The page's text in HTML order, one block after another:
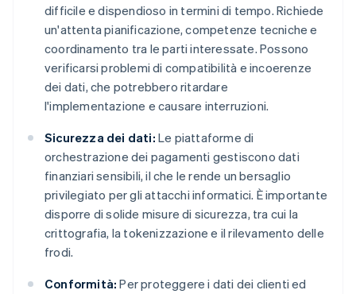
difficile e dispendioso in termini di tempo. Richiede
un'attenta pianificazione, competenze tecniche e
coordinamento tra le parti interessate. Possono
verificarsi problemi di compatibilità e incoerenze
dei dati, che potrebbero ritardare
l'implementazione e causare interruzioni.
Sicurezza dei dati: Le piattaforme di
orchestrazione dei pagamenti gestiscono dati
finanziari sensibili, il che le rende un bersaglio
privilegiato per gli attacchi informatici. È importante
disporre di solide misure di sicurezza, tra cui la
crittografia, la tokenizzazione e il rilevamento delle
frodi.
Conformità: Per proteggere i dati dei clienti ed